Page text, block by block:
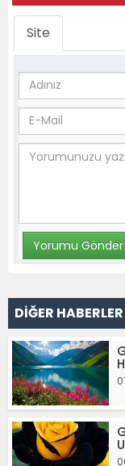
Site
DİĞER HABERLER